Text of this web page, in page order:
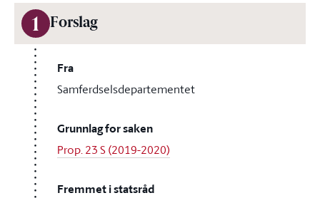
1 Forslag
Fra
Samferdselsdepartementet
Grunnlag for saken
Prop. 23 S (2019-2020)
Fremmet i statsråd